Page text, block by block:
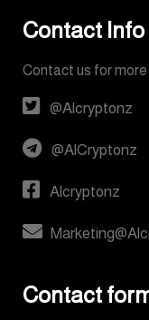
Contact Info
Contact us for
@Alcryptonz
@AlCryptonz
Alcryptonz
Contact